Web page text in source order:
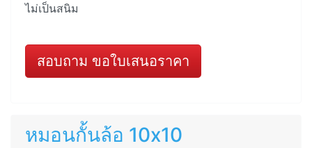
ไม่เป็นสนิม
สอบถาม ขอใบเสนอราคา
หมอนกั้นล้อ 10x10